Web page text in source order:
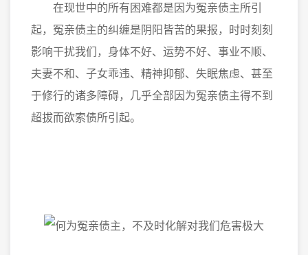
在现世中的所有困难都是因为冤亲债主所引
起，冤亲债主的纠缠是阴阳皆苦的果报，时时刻刻
影响干扰我们，身体不好、运势不好、事业不顺、
夫妻不和、子女乖违、精神抑郁、失眠焦虑、甚至
于修行的诸多障碍，几乎全部因为冤亲债主得不到
超拔而欲索债所引起。